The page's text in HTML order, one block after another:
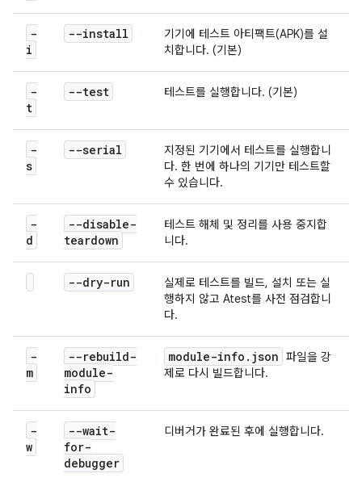
-
i
--install
기기에 테스트 아티팩트(APK)를 설
치합니다. (기본)
-
t
--test 테스트를 실행합니다. (기본)
-
s
--serial
지정된 기기에서 테스트를 실행합니
다. 한 번에 하나의 기기만 테스트할
수 있습니다.
-
d
--disable-
teardown
테스트 해체 및 정리를 사용 중지합
니다.
--dry-run
실제로 테스트를 빌드, 설치 또는 실
행하지 않고 Atest를 사전 점검합니
다.
-
m
--rebuild-
module-
info
module-info . json 파일을 강
제로 다시 빌드합니다.
-
w
--wait-
for-
debugger
디버거가 완료된 후에 실행합니다.